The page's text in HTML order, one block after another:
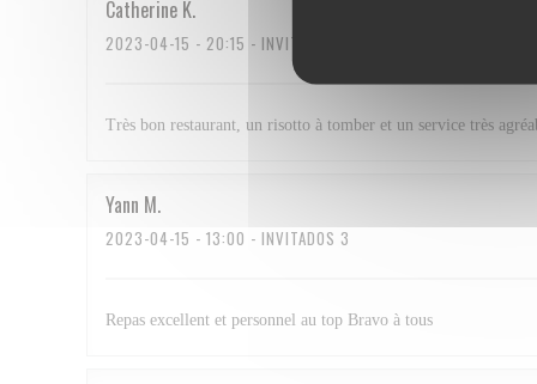
Catherine K
2023-04-15 - 20:15 - INVITADOS 2
Très bon restaurant, un risotto à tomber et un service très
Yann M
2023-04-15 - 13:00 - INVITADOS 3
Repas excellent et personnel au top Bravo à tous